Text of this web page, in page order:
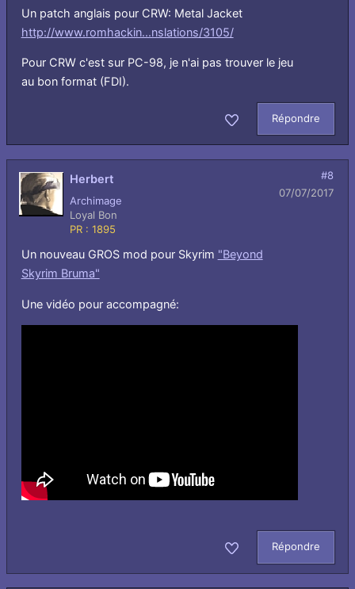
Un patch anglais pour CRW: Metal Jacket
http://www.romhackin...nslations/3105/
Pour CRW c'est sur PC-98, je n'ai pas trouver le jeu
au bon format (FDI).
Répondre
Herbert
Archimage
Loyal Bon
PR : 1895
#8
07/07/2017
Un nouveau GROS mod pour Skyrim "Beyond
Skyrim Bruma"
Une vidéo pour accompagné:
Répondre